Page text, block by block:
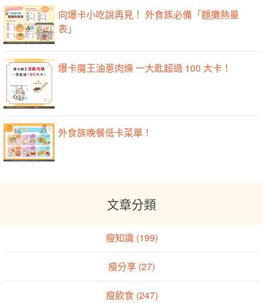
向爆卡小吃說再見！ 外食族必備「麵攤熱量
表」
爆卡魔王油蔥肉燥 一大匙超過 100 大卡！
外食族晚餐低卡菜單！
文章分類
瘦知識 (199)
瘦分享 (27)
瘦飲食 (247)